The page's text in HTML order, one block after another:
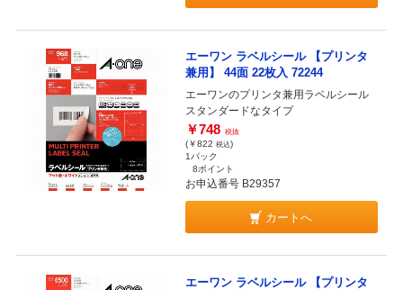
エーワン ラベルシール 【プリンタ
兼用】 44面 22枚入 72244
エーワンのプリンタ兼用ラベルシール
スタンダードなタイプ
￥748 税抜
(￥822 税込)
1パック
8ポイント
お申込番号 B29357
カートへ
エーワン ラベルシール 【プリンタ